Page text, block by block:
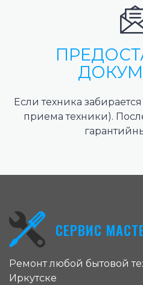
Если техника
приема техники).
СЕРВИС
Ремонт любой бытовой
Иркутске